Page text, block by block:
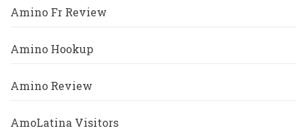
Amino Fr Review
Amino Hookup
Amino Review
AmoLatina Visitors